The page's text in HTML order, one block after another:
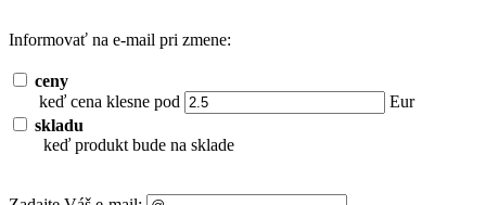
Informovať na e-mail pri zmene:
ceny
keď cena klesne pod
Eur
skladu
keď produkt bude na sklade